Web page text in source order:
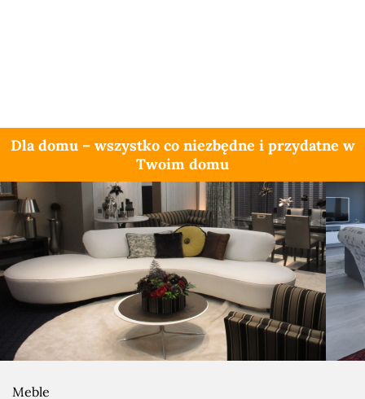
Dla domu – wszystko co niezbędne i przydatne w
Twoim domu
Meble